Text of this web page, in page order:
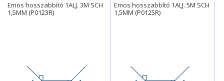
Emos hosszabbító 1ALJ. 3M SCH
1,5MM (P0123R)
Emos hosszabbító 1ALJ. 5M SCH
1,5MM (P0125R)